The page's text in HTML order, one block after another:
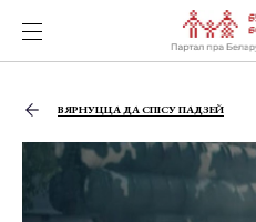
ВЯРНУЦЦА ДА СПІСУ ПАДЗЕЙ